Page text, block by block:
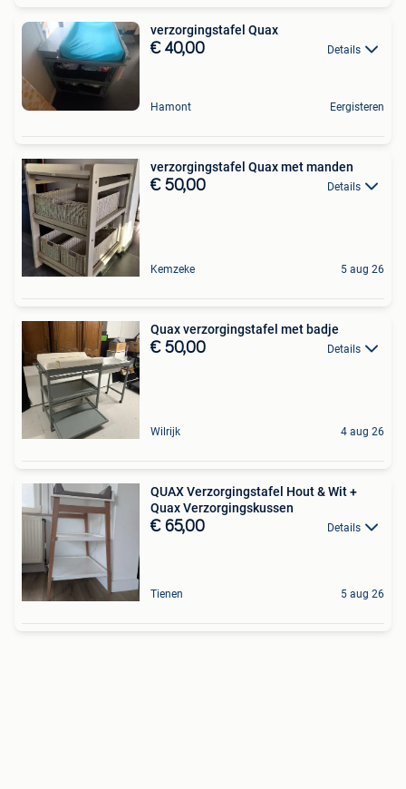
verzorgingstafel Quax
€ 40,00 Details
Hamont Eergisteren
verzorgingstafel Quax met manden
€ 50,00 Details
Kemzeke 5 aug 26
Quax verzorgingstafel met badje
€ 50,00 Details
Wilrijk 4 aug 26
QUAX Verzorgingstafel Hout & Wit +
Quax Verzorgingskussen
€ 65,00 Details
Tienen 5 aug 26